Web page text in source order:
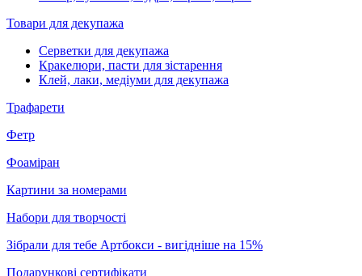
Товари для декупажа
Серветки для декупажа
Кракелюри, пасти для зістарення
Клей, лаки, медіуми для декупажа
Трафарети
Фетр
Фоаміран
Картини за номерами
Набори для творчості
Зібрали для тебе Артбокси - вигідніше на 15%
Подарункові сертифікати